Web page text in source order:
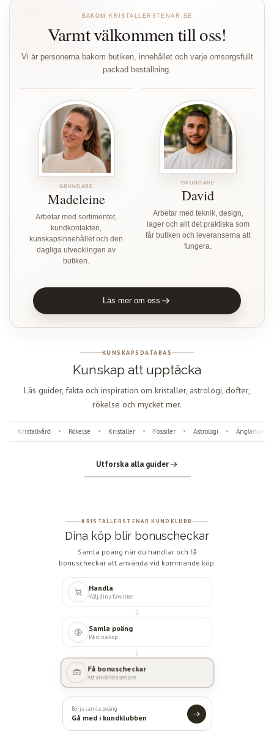
BAKOM KRISTALLERSTENAR.SE
Varmt välkommen till oss!
Vi är personerna bakom butiken, innehållet och varje omsorgsfullt
packad beställning.
GRUNDARE
Madeleine
Arbetar med sortimentet,
kundkontakten,
kunskapsinnehållet och den
dagliga utvecklingen av
butiken.
GRUNDARE
David
Arbetar med teknik, design,
lager och allt det praktiska som
får butiken och leveranserna att
fungera.
Läs mer om oss
KUNSKAPSDATABAS
Kunskap att upptäcka
Läs guider, fakta och inspiration om kristaller, astrologi, dofter,
rökelse och mycket mer.
• Rökelse • Kristaller • Fossiler • Astrologi • Änglanummer
Utforska alla guider
KRISTALLERSTENAR KUNDKLUBB
Dina köp blir bonuscheckar
Samla poäng när du handlar och få
bonuscheckar att använda vid kommande köp.
Handla
Välj dina favoriter
Samla poäng
På dina köp
Få bonuscheckar
Att använda senare
Börja samla poäng
Gå med i kundklubben